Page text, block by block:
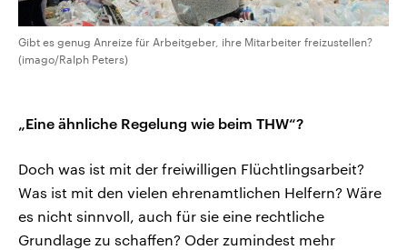
Gibt es genug Anreize für Arbeitgeber, ihre Mitarbeiter freizustellen?
(imago/Ralph Peters)
„Eine ähnliche Regelung wie beim THW“?
Doch was ist mit der freiwilligen Flüchtlingsarbeit?
Was ist mit den vielen ehrenamtlichen Helfern? Wäre
es nicht sinnvoll, auch für sie eine rechtliche
Grundlage zu schaffen? Oder zumindest mehr